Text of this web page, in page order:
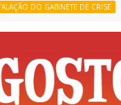
DO GABINETE DE CRISE